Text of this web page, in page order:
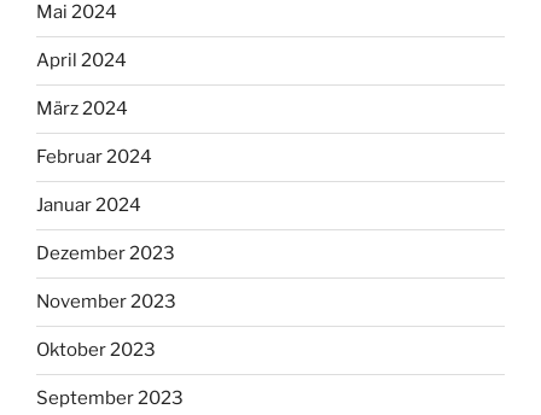
Mai 2024
April 2024
März 2024
Februar 2024
Januar 2024
Dezember 2023
November 2023
Oktober 2023
September 2023